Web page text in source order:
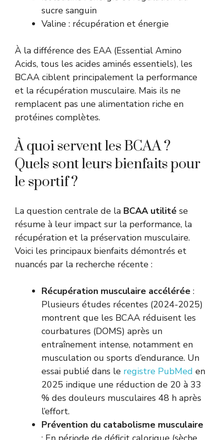
sucre sanguin
Valine : récupération et énergie
À la différence des EAA (Essential Amino
Acids, tous les acides aminés essentiels), les
BCAA ciblent principalement la performance
et la récupération musculaire. Mais ils ne
remplacent pas une alimentation riche en
protéines complètes.
À quoi servent les BCAA ?
Quels sont leurs bienfaits pour
le sportif ?
La question centrale de la BCAA utilité se
résume à leur impact sur la performance, la
récupération et la préservation musculaire.
Voici les principaux bienfaits démontrés et
nuancés par la recherche récente :
Récupération musculaire accélérée :
Plusieurs études récentes (2024-2025)
montrent que les BCAA réduisent les
courbatures (DOMS) après un
entraînement intense, notamment en
musculation ou sports d’endurance. Un
essai publié dans le registre PubMed en
2025 indique une réduction de 20 à 33
% des douleurs musculaires 48 h après
l’effort.
Prévention du catabolisme musculaire